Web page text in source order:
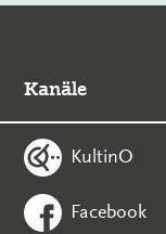
Kanäle
KultinO
Facebook